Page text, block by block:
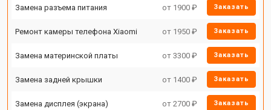
Замена разъема питания от 1900 ₽ Заказать
Ремонт камеры телефона Xiaomi от 1950 ₽ Заказать
Замена материнской платы от 3300 ₽ Заказать
Замена задней крышки от 1400 ₽ Заказать
Замена дисплея (экрана) от 2700 ₽ Заказать